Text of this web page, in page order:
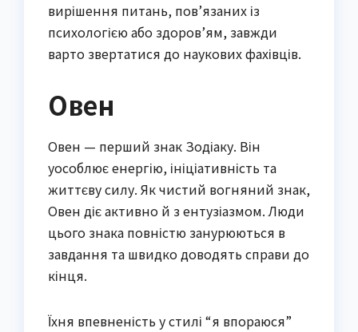
вирішення питань, пов’язаних із
психологією або здоров’ям, завжди
варто звертатися до наукових фахівців.
Овен
Овен — перший знак Зодіаку. Він
уособлює енергію, ініціативність та
життєву силу. Як чистий вогняний знак,
Овен діє активно й з ентузіазмом. Люди
цього знака повністю занурюються в
завдання та швидко доводять справи до
кінця.
Їхня впевненість у стилі “я впораюся”